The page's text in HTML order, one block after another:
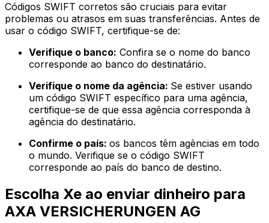
Códigos SWIFT corretos são cruciais para evitar
problemas ou atrasos em suas transferências. Antes de
usar o código SWIFT, certifique-se de:
Verifique o banco: Confira se o nome do banco
corresponde ao banco do destinatário.
Verifique o nome da agência: Se estiver usando
um código SWIFT específico para uma agência,
certifique-se de que essa agência corresponda à
agência do destinatário.
Confirme o país: os bancos têm agências em todo
o mundo. Verifique se o código SWIFT
corresponde ao país do banco de destino.
Escolha Xe ao enviar dinheiro para
AXA VERSICHERUNGEN AG